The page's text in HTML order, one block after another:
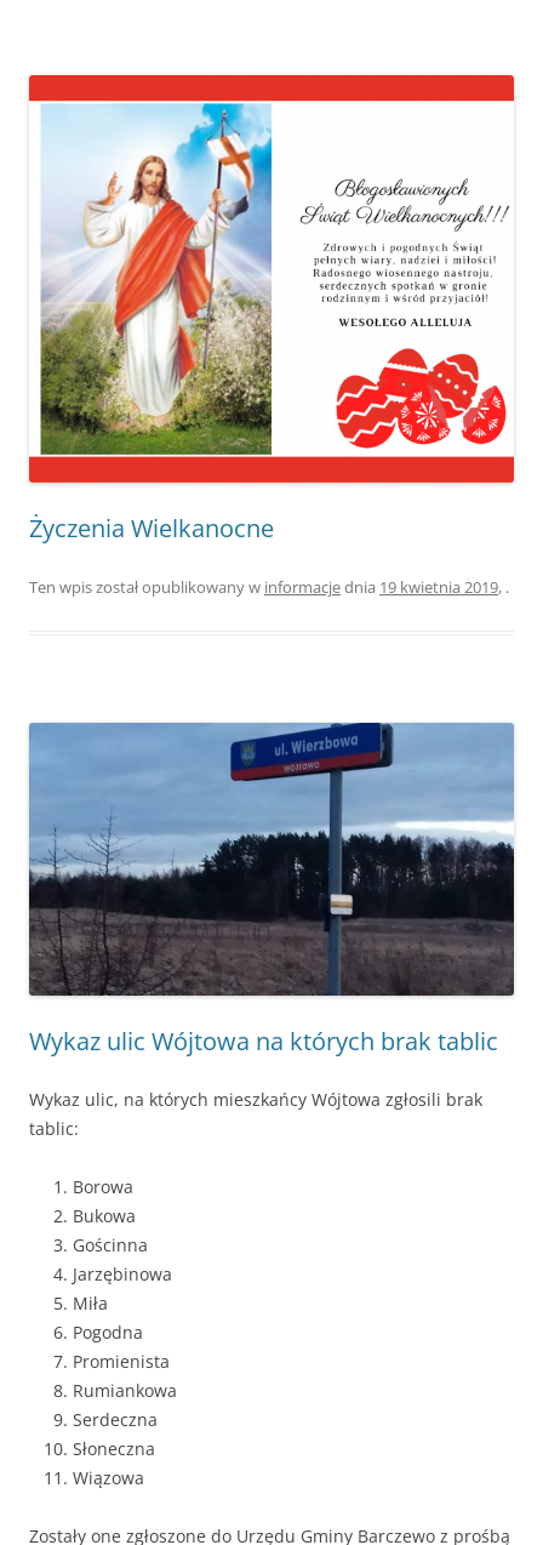
Życzenia Wielkanocne
Ten wpis został opublikowany w informacjednia 19 kwietnia 2019, .
Wykaz ulic Wójtowa na których brak tablic
Wykaz ulic, na których mieszkańcy Wójtowa zgłosili brak
tablic:
Borowa
Bukowa
Gościnna
Jarzębinowa
Miła
Pogodna
Promienista
Rumiankowa
Serdeczna
Słoneczna
Wiązowa
Zostały one zgłoszone do Urzędu Gminy Barczewo z prośbą